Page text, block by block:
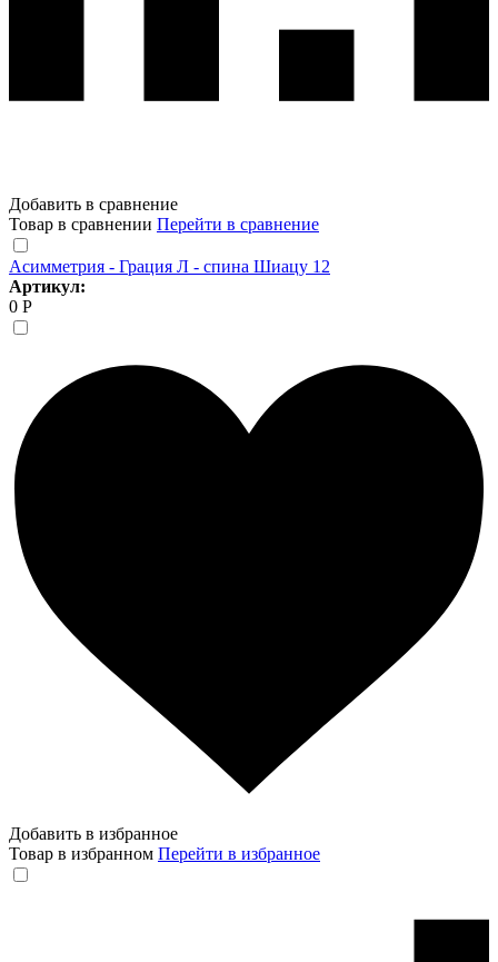
Добавить в сравнение
Товар в сравнении Перейти в сравнение
Асимметрия - Грация Л - спина Шиацу 12
Артикул:
0 Р
Добавить в избранное
Товар в избранном Перейти в избранное